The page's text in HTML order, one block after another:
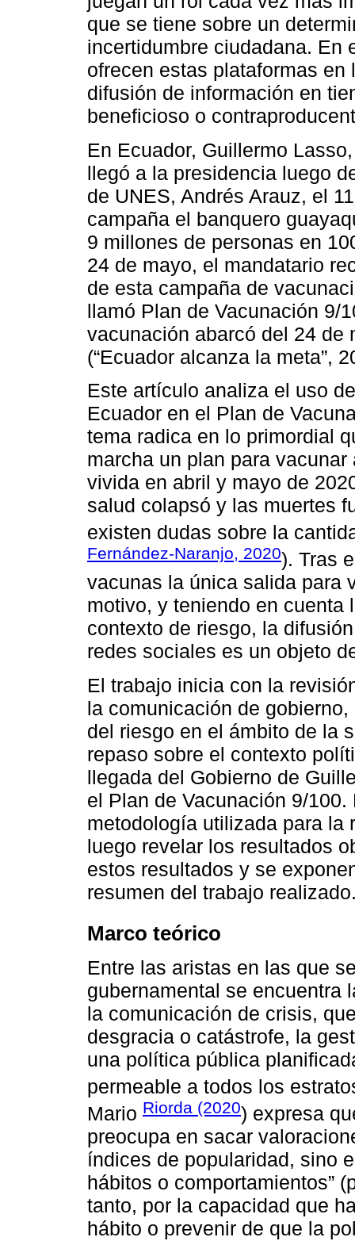
que se tiene sobre un
incertidumbre ciudadana. En
ofrecen estas plataformas
difusión de información en
beneficioso o
En Ecuador, Guillermo
llegó a la presidencia luego
de UNES, Andrés Arauz, el
campaña el banquero
9 millones de personas en
24 de mayo, el mandatario
de esta campaña de
llamó Plan de Vacunación 9/
vacunación abarcó del 24 de
(“Ecuador alcanza la meta”,
Este artículo analiza el uso
Ecuador en el Plan de
tema radica en lo primordial
marcha un plan para
vivida en abril y mayo de
salud colapsó y las muertes
existen dudas sobre la
Fernández-Naranjo, 2020). Tras
vacunas la única salida para
motivo, y teniendo en cuenta
contexto de riesgo, la
redes sociales es un objeto
El trabajo inicia con la
la comunicación de
del riesgo en el ámbito de la
repaso sobre el contexto
llegada del Gobierno de
el Plan de Vacunación 9/
metodología utilizada para la
luego revelar los resultados
estos resultados y se
resumen del trabajo
Marco teórico
Entre las aristas en las que
gubernamental se encuentra
la comunicación de crisis,
desgracia o catástrofe, la
una política pública
permeable a todos los
Mario Riorda (2020) expresa
preocupa en sacar
índices de popularidad, sino
hábitos o comportamientos”
tanto, por la capacidad que
hábito o prevenir de que la